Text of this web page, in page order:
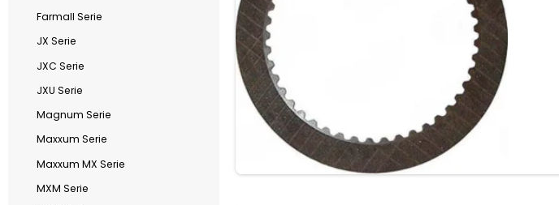
Farmall Serie
JX Serie
JXC Serie
JXU Serie
Magnum Serie
Maxxum Serie
Maxxum MX Serie
MXM Serie